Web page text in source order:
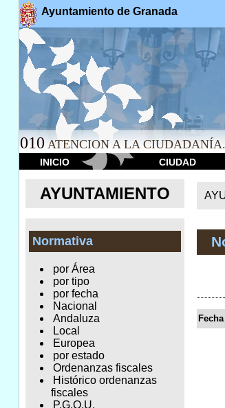
Ayuntamiento de Granada
010 ATENCION A LA CIUDADANÍA.
INICIO CIUDAD
AYUNTAMIENTO
Normativa
por Área
por tipo
por fecha
Nacional
Andaluza
Local
Europea
por estado
Ordenanzas fiscales
Histórico ordenanzas
fiscales
P.G.O.U.
Fecha